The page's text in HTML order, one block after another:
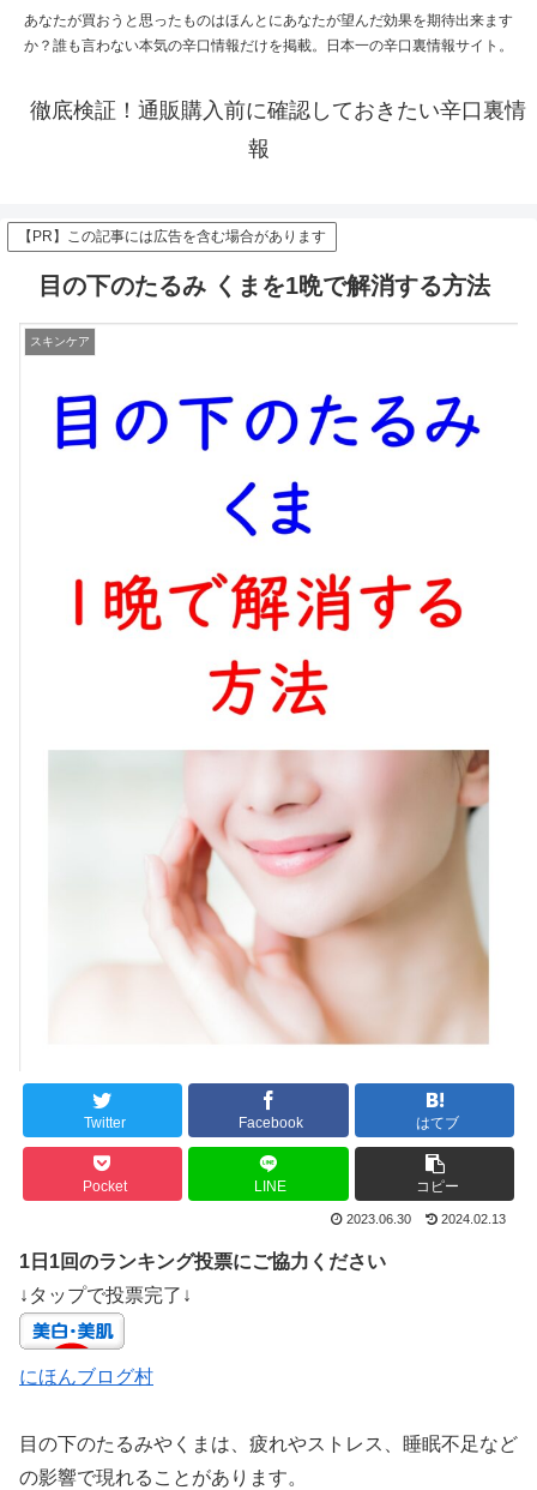
あなたが買おうと思ったものはほんとにあなたが望んだ効果を期待出来ます
か？誰も言わない本気の辛口情報だけを掲載。日本一の辛口裏情報サイト。
徹底検証！通販購入前に確認しておきたい辛口裏情
報
【PR】この記事には広告を含む場合があります
目の下のたるみ くまを1晩で解消する方法
スキンケア
Twitter Facebook はてブ
Pocket LINE コピー
2023.06.30 2024.02.13
1日1回のランキング投票にご協力ください
↓タップで投票完了↓
にほんブログ村
目の下のたるみやくまは、疲れやストレス、睡眠不足など
の影響で現れることがあります。